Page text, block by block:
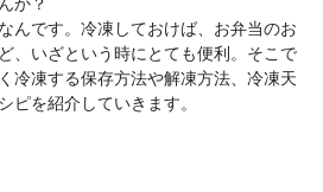
か？
んです。冷凍しておけば、お弁当のお
、いざという時にとても便利。そこで
冷凍する保存方法や解凍方法、冷凍天
ピを紹介していきます。